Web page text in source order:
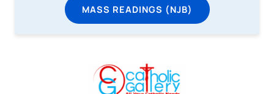
MASS READINGS (NJB)